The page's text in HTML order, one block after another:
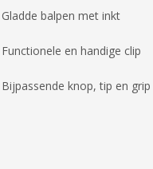
Gladde balpen met inkt
Functionele en handige clip
Bijpassende knop, tip en